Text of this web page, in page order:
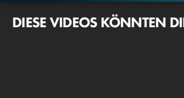
DIESE VIDEOS KÖNNTEN